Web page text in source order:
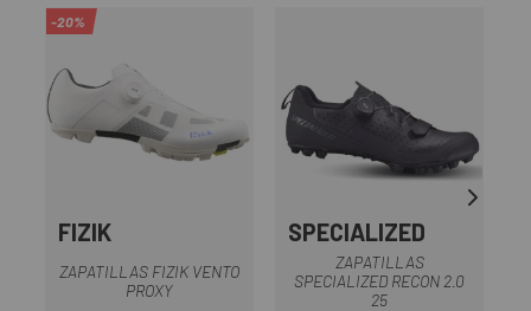
-20%
FIZIK
ZAPATILLAS FIZIK VENTO
PROXY
SPECIALIZED
ZAPATILLAS
SPECIALIZED RECON 2.0
25